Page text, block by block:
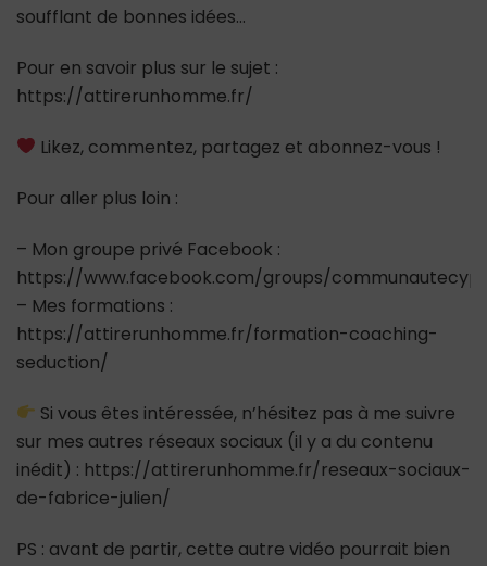
soufflant de bonnes idées…
Pour en savoir plus sur le sujet :
https://attirerunhomme.fr/
Likez, commentez, partagez et abonnez-vous !
Pour aller plus loin :
– Mon groupe privé Facebook :
https://www.facebook.com/groups/
– Mes formations :
https://attirerunhomme.fr/formation-coaching-
seduction/
Si vous êtes intéressée, n’hésitez pas à me suivre
sur mes autres réseaux sociaux (il y a du contenu
inédit) : https://attirerunhomme.fr/reseaux-sociaux-
de-fabrice-julien/
PS : avant de partir, cette autre vidéo pourrait bien